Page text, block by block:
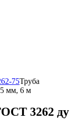
75Труба
мм, 6 м
3262 ду